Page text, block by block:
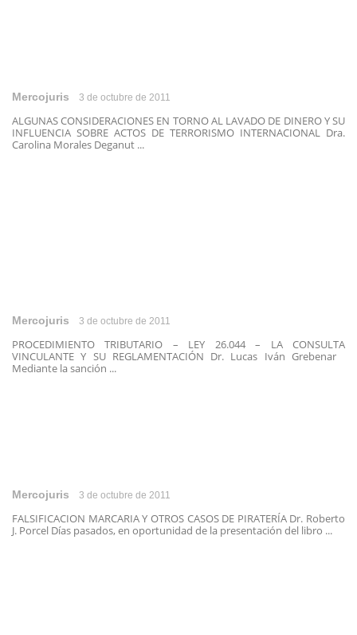
Mercojuris 3 de octubre de 2011
ALGUNAS CONSIDERACIONES EN TORNO AL LAVADO DE DINERO Y SU
INFLUENCIA SOBRE ACTOS DE TERRORISMO INTERNACIONAL Dra.
Carolina Morales Deganut ...
Mercojuris 3 de octubre de 2011
PROCEDIMIENTO TRIBUTARIO – LEY 26.044 – LA CONSULTA
VINCULANTE Y SU REGLAMENTACIÓN Dr. Lucas Iván Grebenar
Mediante la sanción ...
Mercojuris 3 de octubre de 2011
FALSIFICACION MARCARIA Y OTROS CASOS DE PIRATERÍA Dr. Roberto
J. Porcel Días pasados, en oportunidad de la presentación del libro ...